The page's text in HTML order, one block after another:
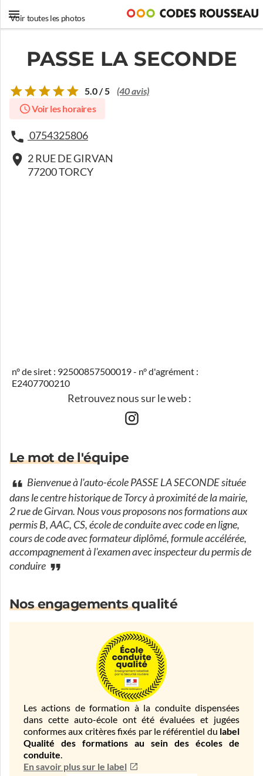
Voir toutes les photos
PASSE LA SECONDE
5.0 / 5 (40 avis)
Voir les horaires
0754325806
2 RUE DE GIRVAN
77200 TORCY
n° de siret : 92500857500019 - n° d'agrément :
E2407700210
Retrouvez nous sur le web :
Le mot de l'équipe
Bienvenue à l'auto-école PASSE LA SECONDE située
dans le centre historique de Torcy à proximité de la mairie,
2 rue de Girvan. Nous vous proposons nos formations aux
permis B, AAC, CS, école de conduite avec code en ligne,
cours de code avec formateur diplômé, formule accélérée,
accompagnement à l'examen avec inspecteur du permis de
conduire
Nos engagements qualité
Les actions de formation à la conduite dispensées
dans cette auto-école ont été évaluées et jugées
conformes aux critères fixés par le référentiel du label
Qualité des formations au sein des écoles de
conduite.
En savoir plus sur le label